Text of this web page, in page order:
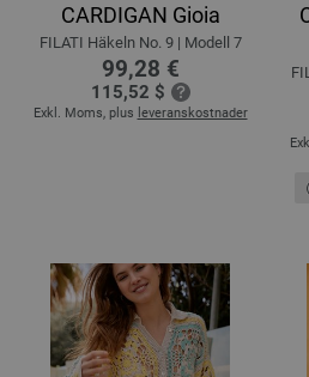
CARDIGAN Gioia
FILATI Häkeln No. 9 | Modell 7
99,28 €
115,52 $
Exkl. Moms, plus leveranskostnader